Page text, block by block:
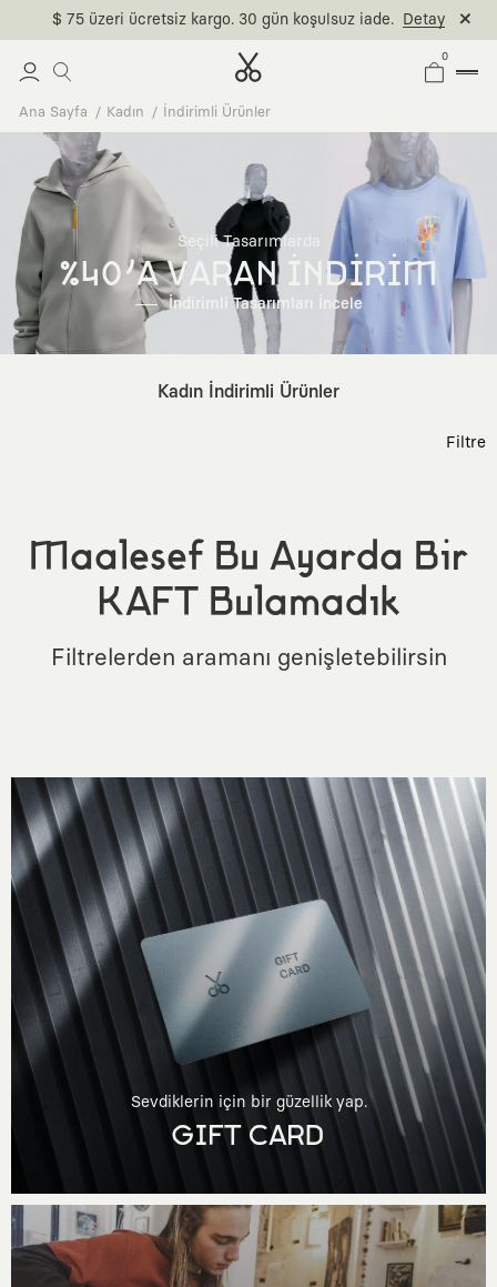
$ 75 üzeri ücretsiz kargo. 30 gün koşulsuz iade. Detay
0
Ana Sayfa Kadın İndirimli Ürünler
Seçili Tasarımlarda
%40'A VARAN İNDİRİM
İndirimli Tasarımları İncele
Kadın İndirimli Ürünler
Filtre
Maalesef Bu Ayarda Bir
KAFT Bulamadık
Filtrelerden aramanı genişletebilirsin
Sevdiklerin için bir güzellik yap.
GIFT CARD